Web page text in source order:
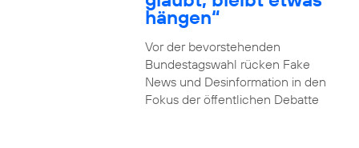
hängen“
Vor der bevorstehenden
Bundestagswahl rücken Fake
News und Desinformation in den
Fokus der öffentlichen Debatte